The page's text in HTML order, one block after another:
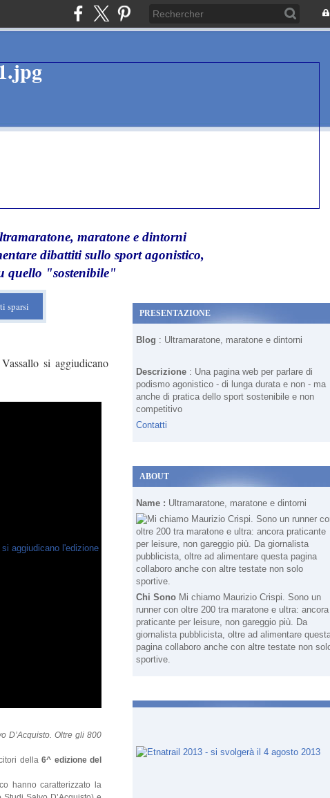
maratone e dintorni
dibattiti sullo sport agonistico,
quello "sostenibile"
sparsi
si aggiudicano
D’Acquisto. Oltre gli 800
della6^ edizione del
hanno caratterizzato la
PRESENTAZIONE
Blog : Ultramaratone, maratone e dintorni
Descrizione : Una pagina web per parlare di
podismo agonistico - di lunga durata e non - ma
anche di pratica dello sport sostenibile e non
competitivo
Contatti
ABOUT
Name : Ultramaratone, maratone e dintorni
Chi Sono Mi chiamo Maurizio Crispi. Sono un
runner con oltre 200 tra maratone e ultra: ancora
praticante per leisure, non gareggio più. Da
giornalista pubblicista, oltre ad alimentare
pagina collaboro anche con altre testate non
sportive.